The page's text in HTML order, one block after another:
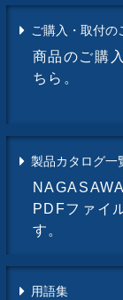
ご購入・取付の
商品のご購
ちら。
製品カタログ一
PDFファイ
す。
用語集